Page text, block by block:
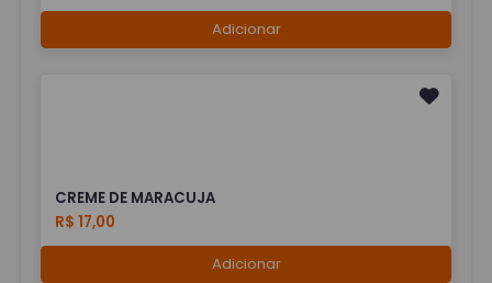
Adicionar
CREME DE MARACUJA
R$ 17,00
Adicionar